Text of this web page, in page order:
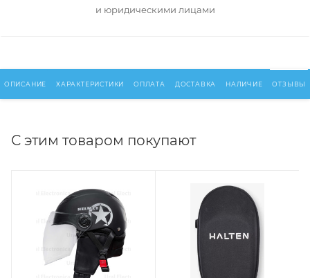
и юридическими лицами
ОПИСАНИЕ ХАРАКТЕРИСТИКИ ОПЛАТА ДОСТАВКА НАЛИЧИЕ ОТЗЫВЫ
С этим товаром покупают